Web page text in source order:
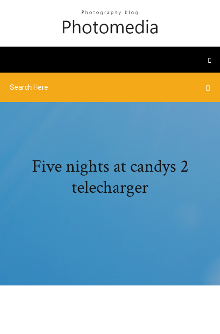
Five nights at candys 2
telecharger